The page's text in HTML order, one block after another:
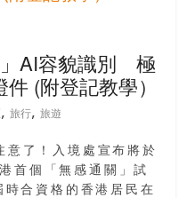
AI容貌識別 極
(附登記教學）
,旅行,旅遊
意了！入境處宣布將於
首個「無感通關」試
合資格的香港居民在